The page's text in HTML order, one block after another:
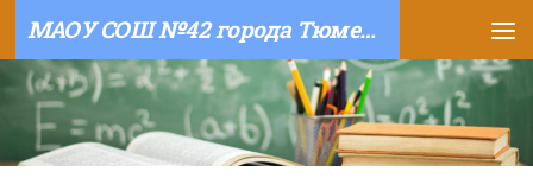
Skip to content МАОУ СОШ №42 города Тюмени